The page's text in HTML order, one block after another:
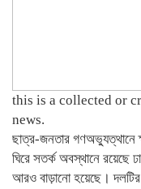
this is a collected or
news.
ছাত্র-জনতার গণঅভ্যুত্থানে
ঘিরে সতর্ক অবস্থানে রয়েছে
আরও বাড়ানো হয়েছে।